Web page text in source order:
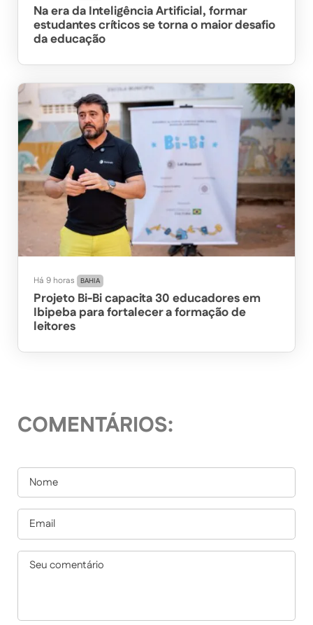
Na era da Inteligência Artificial, formar
estudantes críticos se torna o maior desafio
da educação
Há 9 horas BAHIA
Projeto Bi-Bi capacita 30 educadores em
Ibipeba para fortalecer a formação de
leitores
COMENTÁRIOS: